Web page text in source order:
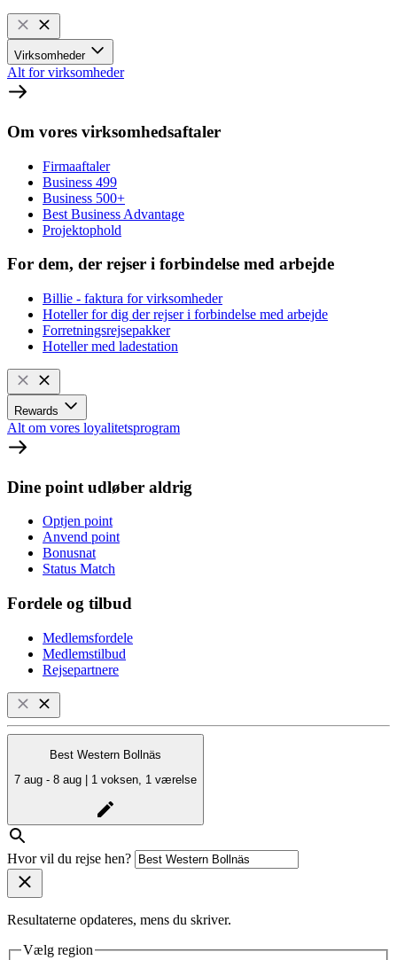
Virksomheder
Alt for virksomheder
Om vores virksomhedsaftaler
Firmaaftaler
Business 499
Business 500+
Best Business Advantage
Projektophold
For dem, der rejser i forbindelse med arbejde
Billie - faktura for virksomheder
Hoteller for dig der rejser i forbindelse med arbejde
Forretningsrejsepakker
Hoteller med ladestation
Rewards
Alt om vores loyalitetsprogram
Dine point udløber aldrig
Optjen point
Anvend point
Bonusnat
Status Match
Fordele og tilbud
Medlemsfordele
Medlemstilbud
Rejsepartnere
Best Western Bollnäs
7 aug - 8 aug | 1 voksen, 1 værelse
Hvor vil du rejse hen?
Resultaterne opdateres, mens du skriver.
Vælg region